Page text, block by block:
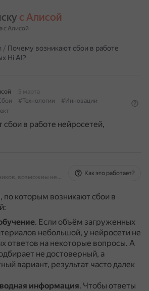
с Алисой
с Алисой
/ Почему возникают сбои в работе
Hi AI?
5 марта
#Технологии
#Инновации
в работе нейросетей,
На основе источников, возможны неточности
Как это работает?
по которым возникают сбои в
. Если объём загруженных
небольшой, у нейросети не
ответов на некоторые вопросы. А
не достоверный, а
вариант, результат часто далек
информация. Чтобы ответы